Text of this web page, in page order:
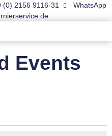
(0) 2156 9116-31
WhatsApp
Events